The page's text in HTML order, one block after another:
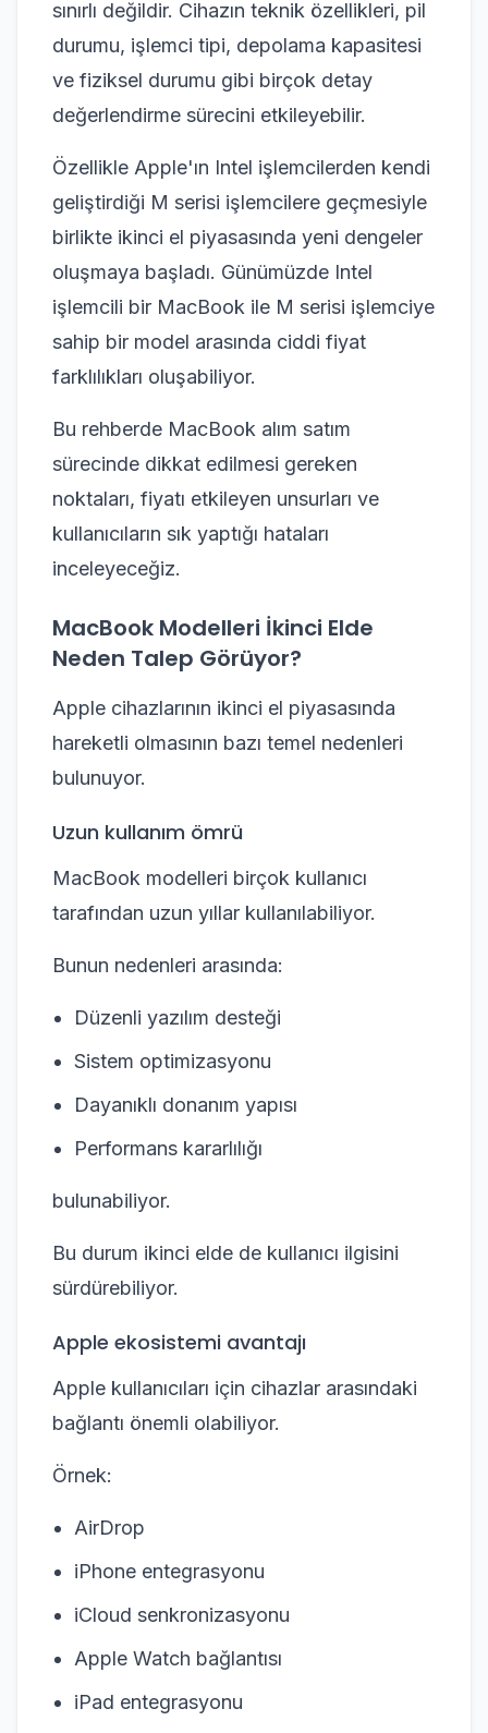
sınırlı değildir. Cihazın teknik özellikleri, pil
durumu, işlemci tipi, depolama kapasitesi
ve fiziksel durumu gibi birçok detay
değerlendirme sürecini etkileyebilir.
Özellikle Apple'ın Intel işlemcilerden kendi
geliştirdiği M serisi işlemcilere geçmesiyle
birlikte ikinci el piyasasında yeni dengeler
oluşmaya başladı. Günümüzde Intel
işlemcili bir MacBook ile M serisi işlemciye
sahip bir model arasında ciddi fiyat
farklılıkları oluşabiliyor.
Bu rehberde MacBook alım satım
sürecinde dikkat edilmesi gereken
noktaları, fiyatı etkileyen unsurları ve
kullanıcıların sık yaptığı hataları
inceleyeceğiz.
MacBook Modelleri İkinci Elde
Neden Talep Görüyor?
Apple cihazlarının ikinci el piyasasında
hareketli olmasının bazı temel nedenleri
bulunuyor.
Uzun kullanım ömrü
MacBook modelleri birçok kullanıcı
tarafından uzun yıllar kullanılabiliyor.
Bunun nedenleri arasında:
Düzenli yazılım desteği
Sistem optimizasyonu
Dayanıklı donanım yapısı
Performans kararlılığı
bulunabiliyor.
Bu durum ikinci elde de kullanıcı ilgisini
sürdürebiliyor.
Apple ekosistemi avantajı
Apple kullanıcıları için cihazlar arasındaki
bağlantı önemli olabiliyor.
Örnek:
AirDrop
iPhone entegrasyonu
iCloud senkronizasyonu
Apple Watch bağlantısı
iPad entegrasyonu